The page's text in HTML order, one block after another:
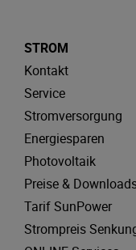
STROM
Kontakt
Service
Stromversorgung
Energiesparen
Photovoltaik
Preise &
Tarif SunPower
Strompreis